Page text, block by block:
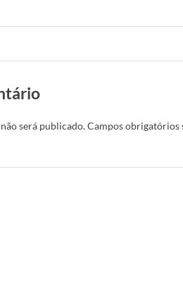
será publicado.Campos obrigatórios